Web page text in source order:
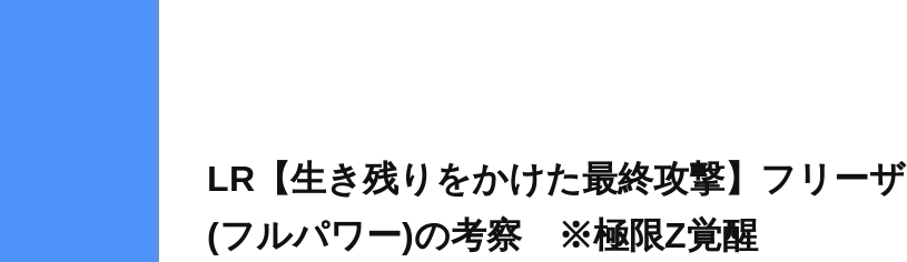
LR【生き残りをかけた最終攻撃】フリーザ
(フルパワー)の考察 ※極限Z覚醒